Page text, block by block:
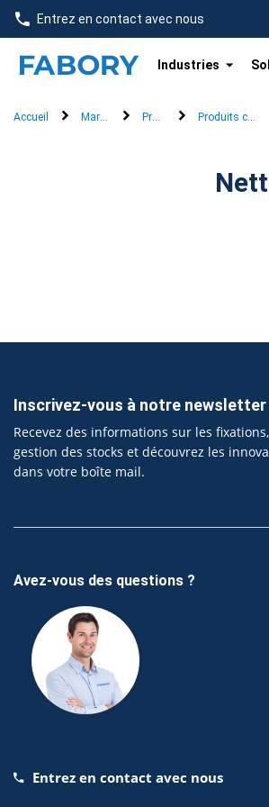
text.skipToContent
text.skipToNavigation
Entrez en contact avec nous
Industries
Accueil Marques Promat Produits
Inscrivez-vous à notre newsletter
Recevez des informations sur les
gestion des stocks et découvrez les
dans votre boîte mail.
Avez-vous des questions ?
Entrez en contact avec nous